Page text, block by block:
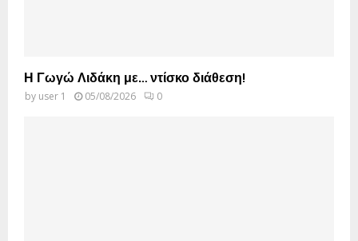
Η Γωγώ Λιδάκη με… ντίσκο διάθεση!
by user 1 05/08/2026 0